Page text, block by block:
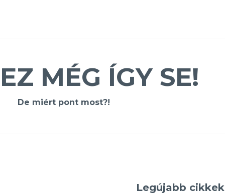
MÉG ÍGY SE!
De miért pont most?!
Legújabb cikkek